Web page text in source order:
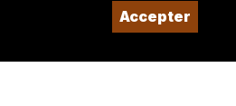
Accepter